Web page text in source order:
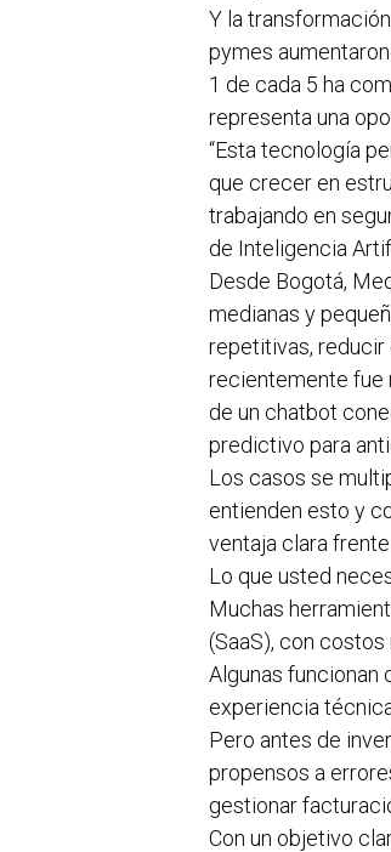
Y la
pymes
1 de cada 5 ha
representa una
“Esta tecnología
que crecer en
trabajando en
de Inteligencia
Desde Bogotá,
medianas y
repetitivas, reducir
recientemente fue
de un chatbot
predictivo para
Los casos se
entienden esto y
ventaja clara
Lo que usted
Muchas
(SaaS), con
Algunas funcionan
experiencia
Pero antes de
propensos a
gestionar
Con un objetivo